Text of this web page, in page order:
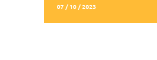
07 / 10 / 2023